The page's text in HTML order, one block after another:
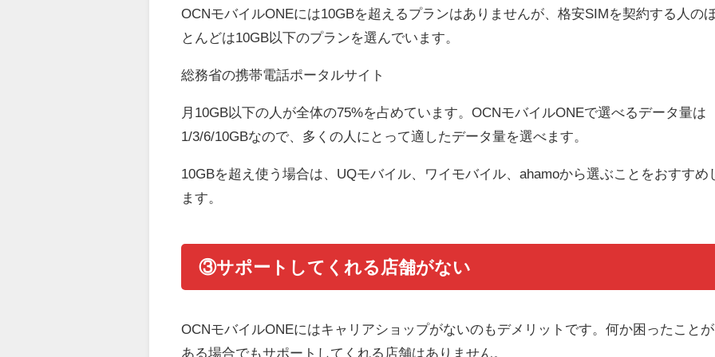
OCNモバイルONEには10GBを超えるプランはありませんが、格安SIMを契約する人の
とんどは10GB以下のプランを選んでいます。
総務省の携帯電話ポータルサイト
月10GB以下の人が全体の75%を占めています。OCNモバイルONEで選べるデータ量は
1/3/6/10GBなので、多くの人にとって適したデータ量を選べます。
10GBを超え使う場合は、UQモバイル、ワイモバイル、ahamoから選ぶことをおすすめ
ます。
③サポートしてくれる店舗がない
OCNモバイルONEにはキャリアショップがないのもデメリットです。何か困ったことが
ある場合でもサポートしてくれる店舗はありません。